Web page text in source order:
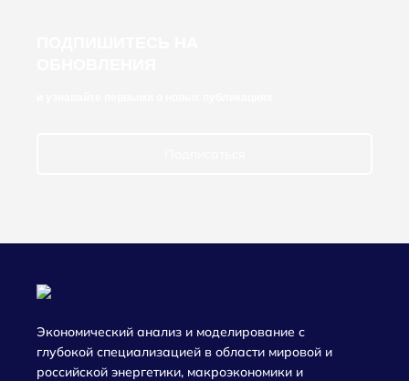
Экономический анализ и моделирование с
глубокой специализацией в области мировой и
российской энергетики, макроэкономики и